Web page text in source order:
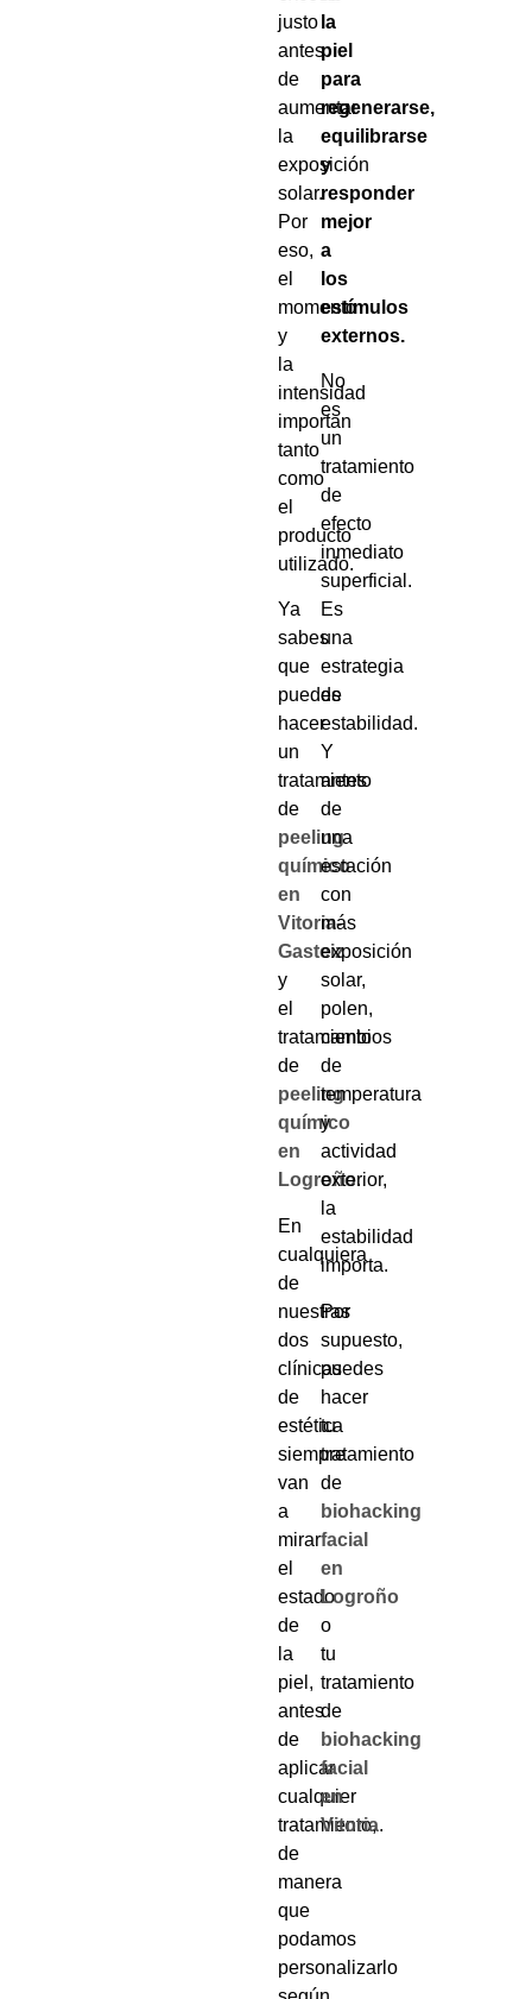
justo
antes
de
aumentar
la
exposición
solar.
Por
eso,
el
momento
y
la
intensidad
importan
tanto
como
el
producto
utilizado.
Ya
sabes
que
puedes
hacer
un
tratamiento
de
peeling
químico
en
Vitoria-
Gasteiz
y
el
tratamiento
de
peeling
químico
en
Logroño.
En
cualquiera
de
nuestras
dos
clínicas
de
estética
siempre
van
a
mirar
el
estado
de
la
piel,
antes
de
aplicar
cualquier
tratamiento,
de
manera
que
podamos
personalizarlo
la
piel
para
regenerarse,
equilibrarse
y
responder
mejor
a
los
estímulos
externos.
No
es
un
tratamiento
de
efecto
inmediato
superficial.
Es
una
estrategia
de
estabilidad.
Y
antes
de
una
estación
con
más
exposición
solar,
polen,
cambios
de
temperatura
y
actividad
exterior,
la
estabilidad
importa.
Por
supuesto,
puedes
hacer
tu
tratamiento
de
biohacking
facial
en
Logroño
o
tu
tratamiento
de
biohacking
facial
en
Vitoria.